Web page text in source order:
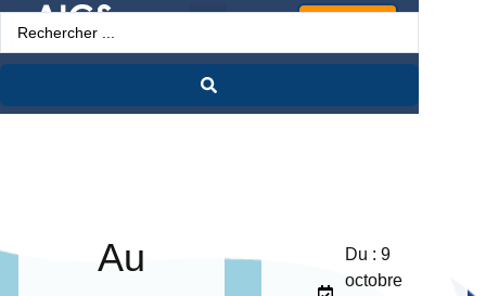
Au
Du : 9
octobre